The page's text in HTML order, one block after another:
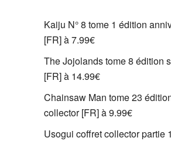
Kaiju N° 8 tome 1 édition
[FR] à 7.99€
The Jojolands tome 8 édition
[FR] à 14.99€
Chainsaw Man tome 23
collector [FR] à 9.99€
Usogui coffret collector partie